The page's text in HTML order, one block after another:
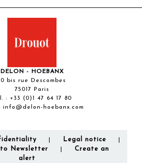
DELON - HOEBANX
bis rue Descombes
75017 Paris
: +33 (0)1 47 64 17 80
info@delon-hoebanx.com
Legal notice
to Newsletter
Create an
alert